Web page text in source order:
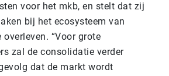
voor het mkb, en stelt dat zij
bij het ecosysteem van
“Voor grote
zal de consolidatie verder
dat de markt wordt